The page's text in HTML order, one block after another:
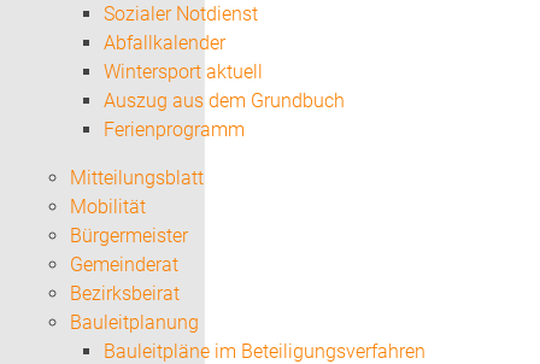
Sozialer Notdienst
Abfallkalender
Wintersport aktuell
Auszug aus dem Grundbuch
Ferienprogramm
Mitteilungsblatt
Mobilität
Bürgermeister
Gemeinderat
Bezirksbeirat
Bauleitplanung
Bauleitpläne im Beteiligungsverfahren